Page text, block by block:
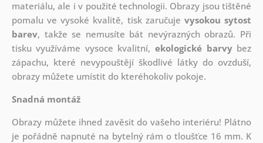
materiálu, ale i v použité technologii. Obrazy jsou tištěné
pomalu ve vysoké kvalitě, tisk zaručuje vysokou sytost
barev, takže se nemusíte bát nevýrazných obrazů. Při
tisku využíváme vysoce kvalitní,ekologické barvybez
zápachu, které nevypouštějí škodlivé látky do ovzduší,
obrazy můžete umístit do kteréhokoliv pokoje.
Snadná montáž
Obrazy můžete ihned zavěsit do vašeho interiéru! Plátno
je pořádně napnuté na bytelný rám o tloušťce 16 mm. K